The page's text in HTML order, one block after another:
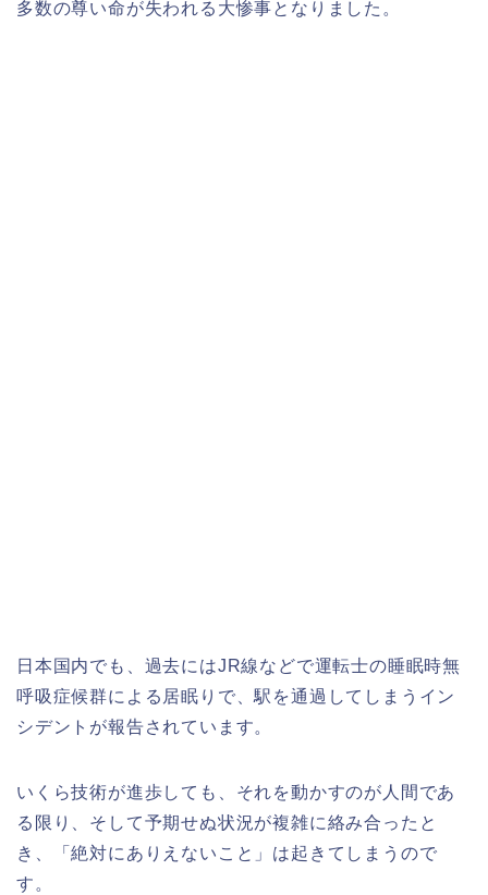
多数の尊い命が失われる大惨事となりました。
日本国内でも、過去にはJR線などで運転士の睡眠時無
呼吸症候群による居眠りで、駅を通過してしまうイン
シデントが報告されています。
いくら技術が進歩しても、それを動かすのが人間であ
る限り、そして予期せぬ状況が複雑に絡み合ったと
き、「絶対にありえないこと」は起きてしまうので
す。